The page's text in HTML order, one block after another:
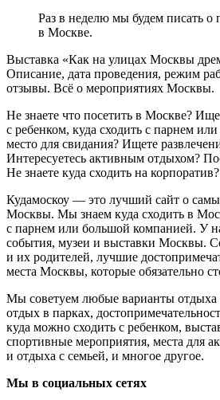
Раз в неделю мы будем писать о
в Москве.
Выставка «Как на улицах Москвы
Описание, дата проведения, режим
отзывы. Всё о мероприятиях Москвы.
Не знаете что посетить в Москве?
с ребенком, куда сходить с парнем
место для свидания? Ищете
Интересуетесь активным отдыхом?
Не знаете куда сходить на
Кудамоскоу — это лучший сайт о
Москвы. Мы знаем куда сходить в
с парнем или большой компанией. У
события, музеи и выставки Москвы.
и их родителей, лучшие
места Москвы, которые обязательно
Мы советуем любые варианты
отдых в парках,
куда можно сходить с ребенком,
спортивные мероприятия, места для
и отдыха с семьей, и многое другое.
Мы в социальных сетях